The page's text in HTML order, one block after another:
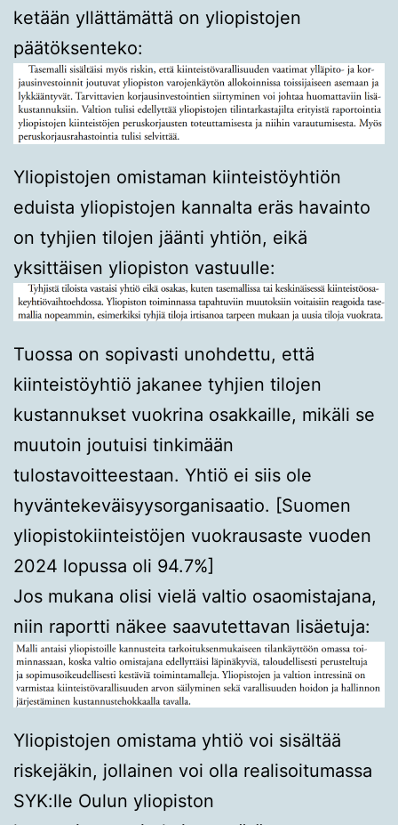
ketään yllättämättä on yliopistojen
päätöksenteko:
Yliopistojen omistaman kiinteistöyhtiön
eduista yliopistojen kannalta eräs havainto
on tyhjien tilojen jäänti yhtiön, eikä
yksittäisen yliopiston vastuulle:
Tuossa on sopivasti unohdettu, että
kiinteistöyhtiö jakanee tyhjien tilojen
kustannukset vuokrina osakkaille, mikäli se
muutoin joutuisi tinkimään
tulostavoitteestaan. Yhtiö ei siis ole
hyväntekeväisyysorganisaatio. [Suomen
yliopistokiinteistöjen vuokrausaste vuoden
2024 lopussa oli 94.7%]
Jos mukana olisi vielä valtio osaomistajana,
niin raportti näkee saavutettavan lisäetuja:
Yliopistojen omistama yhtiö voi sisältää
riskejäkin, jollainen voi olla realisoitumassa
SYK:lle Oulun yliopiston